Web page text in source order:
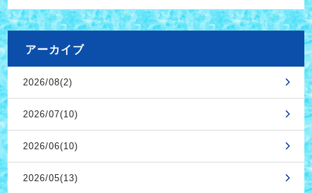
アーカイブ
2026/08(2)
2026/07(10)
2026/06(10)
2026/05(13)